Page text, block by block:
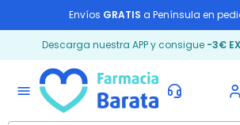
Envíos GRATIS a Península en
Descarga nuestra APP y consigue -3€
menu